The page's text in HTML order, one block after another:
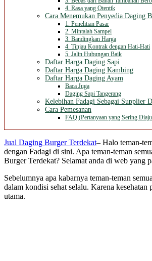
4. Rasa yang Otentik
Cara Menemukan Penyedia Daging
1. Penelitian Pasar
2. Mintalah Sampel
3. Bandingkan Harga
4. Tinjau Kontrak dengan Hati-Hati
5. Jalin Hubungan Baik
Daftar Harga Daging Sapi
Daftar Harga Daging Kambing
Daftar Harga Daging Ayam
Baca Juga
Daging Sapi Tangerang
Kelebihan Fadagi Sebagai Supplier
Cara Pemesanan
FAQ (Pertanyaan yang Sering
Jual Daging Burger Terdekat– Halo teman-
dengan Fadagi di sini. Apa teman-teman
Burger Terdekat? Selamat anda di web yang
Sebelumnya apa kabarnya teman-teman
dalam kondisi sehat selalu. Karena kesehatan
utama.